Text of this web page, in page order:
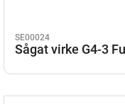
SE00024
Sågat virke G4-3